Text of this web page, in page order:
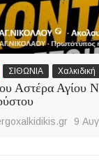
ΣΙΘΩΝΙΑ Χαλκιδική
Αστέρα Αγίου
9